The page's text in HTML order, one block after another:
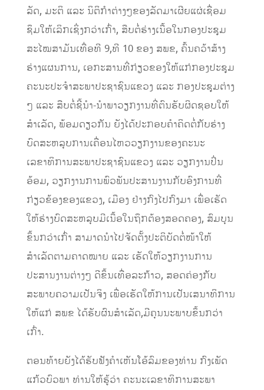
ລັດ, ມະຕິ ແລະ ນິຕິກຳຕ່າງໆຂອງລັດມາເຜີຍແຜ່ເຊື່ອມ
ຊຶມໃຫ້ເລິກເຊິ່ງກວ່າເກົ່າ, ສືບຕໍ່ຮ່າງເນື້ອໃນກອງປະຊຸມ
ສະໄໝສາມັນເທື່ອທີ 9,ທີ 10 ຂອງ ສພຂ, ຄົ້ນຄວ້າສ້າງ
ຮ່າງແຜນການ, ເອກະສານທີ່ກ່ຽວຂອງໃຫ້ແກ່ກອງປະຊຸມ
ຄະນະປະຈຳສະພາປະຊາຊົນແຂວງ ແລະ ກອງປະຊຸມຕ່າງ
ໆ ແລະ ສືບຕໍ່ຊີ້ນຳ-ນຳພາວຽກງານທີ່ຕົນຮັບຜິດຊອບໃຫ້
ສຳເລັດ, ພ້ອມດຽວກັນ ຍັງໄດ້ປະກອບຄຳຄິດຕໍ່ກັບຮ່າງ
ບົດສະຫລຸບການເຄື່ອນໄຫວວຽກງານຂອງຄະນະ
ເລຂາທິການສະພາປະຊາຊົນແຂວງ ແລະ ວຽກງານປິ່ນ
ອ້ອມ, ວຽກງານການພົວພັນປະສານງານກັບອົງການທີ່
ກ່ຽວຂ້ອງຂອງແຂວງ, ເມືອງ ຢ່າງກົງໄປກົງມາ ເພື່ອເຮັດ
ໃຫ້ຮ່າງບົດສະຫລຸບມີເນື້ອໃນຖຶກຕ້ອງສອດຄອງ, ສົມບຸນ
ຂຶ້ນກວ່າເກົ່າ ສາມາດນຳໄປຈັດຕັ້ງປະຕິບັດຕໍ່ໜ້າໃຫ້
ສຳເລັດຕາມຄາດໝາຍ ແລະ ເຮັດໃຫ້ວຽກງານການ
ປະສານງານຕ່າງໆ ດີຂຶ້ນເທື່ອລະກ້າວ, ສອດຄ່ອງກັບ
ສະພາບຄວາມເປັນຈິງ ເພື່ອເຮັດໃຫ້ການເປັນເສນາທິການ
ໃຫ້ແກ່ ສພຂ ໄດ້ຮັບຜົນສຳເລັດ,ມີຄຸນນະພາບຂຶ້ນກວ່າ
ເກົ່າ.
ຕອນທ້າຍຍັງໄດ້ຮັບຟັງຄຳເຫັນໂອ້ລົມຂອງທ່ານ ກົງເພັດ
ແກ້ວບົວພາ ທ່ານໃຫ້ຮູ້ວ່າ ຄະນະເລຂາທິການສະພາ